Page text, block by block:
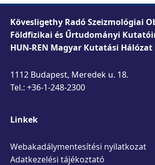
Kövesligethy Radó Szeizmológiai
Földfizikai és Űrtudományi
HUN-REN Magyar Kutatási Hálózat
1112 Budapest, Meredek u. 18.
Tel.: +36-1-248-2300
Linkek
Webakadálymentesítési nyilatkozat
Adatkezelési tájékoztató